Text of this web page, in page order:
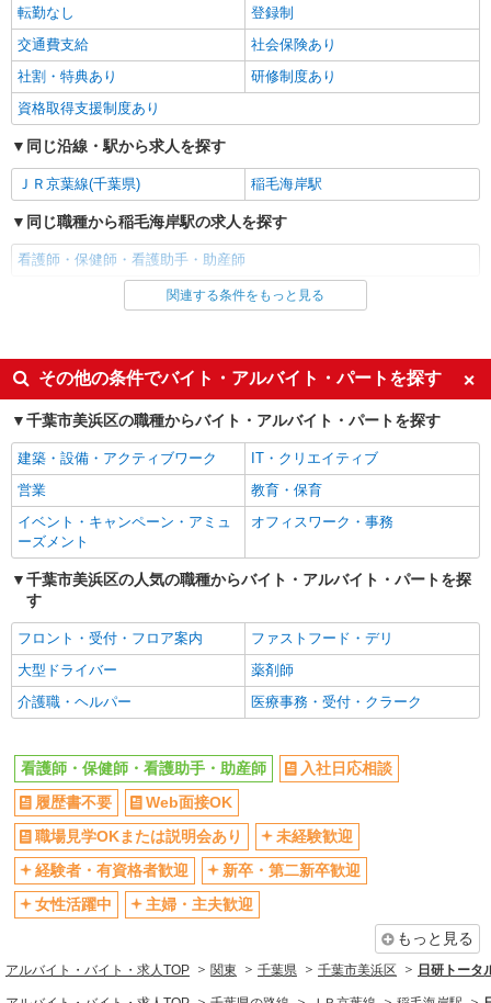
通費全支給(ガソリン代含む)＞
千葉市美浜区【最寄：稲毛海岸】
詳細を見る
株式会社kotrio /●CB-H-2001354
≪日払いOK！≫病院の看護助手＊即日勤務も
可能♪
時給1600円〜2250円 ＜日払い有/週払い有/交
通費全支給(ガソリン代含む)＞
千葉市美浜区|最寄り駅：海浜幕張
派遣社員
株式会社kotrio /●CB-H-1983160
稲毛海岸駅｜看護師さんのサポートスタッフ募
集♪医療行為なし
時給1500円〜2250円 ＜日払い有/週払い有/交
通費全支給(ガソリン代含む)＞
千葉市美浜区｜最寄り駅≪稲毛海岸≫
キープ
SOMPOヘルスサポート株式会社 全支援対応コース
特定保健指導（保健師・管理栄養士）
報酬：完全出来高制 報酬額（消費税抜き）：
・事業所一括面談(対面) 1日：10,000円〜14,716
遠隔面談 1件：1500〜1691円 ・電話支援 1
件：1,000円〜1,429円 ・メール支援 1件：500円
※上記金額に消費税を加えた金額をお支払いいた
します ※交通費・電話代は弊社負担。その他、支
援内容により細則あり。
辺
キープ
業務委託
SOMPOヘルスサポート株式会社 全支援対応コース
保健師・管理栄養士 特定保健指導
業所一括面談(対面) 1日：10,000円〜14,716円 ・
個別訪問(対面) 1件：4,286円〜5,239円 ・遠隔面
談 1件：1,500〜1,691円 ・電話支援 1件：
【活動エリア】千葉県千葉市美浜区及びその周
転勤なし
登録制
交通費支給
社会保険あり
社割・特典あり
研修制度あり
資格取得支援制度あり
同じ沿線・駅から求人を探す
ＪＲ京葉線(千葉県) 稲毛海岸駅
同じ職種から稲毛海岸駅の求人を探す
看護師・保健師・看護助手・助産師
同じ雇用形態から稲毛海岸駅の求人を探す
派遣社員
同じ特徴から稲毛海岸駅の求人を探す
入社日応相談
履歴書不要
Web面接OK
職場見学OKまたは説明会あり
未経験歓迎
経験者・有資格者歓迎
新卒・第二新卒歓迎
主婦・主夫歓迎
フリーター歓迎
学歴不問
ミドル（40代～）活躍中
エルダー（50代～）活躍中
シニア（60代～）活躍中
昇給あり
週払い
週2～3日勤務OK
時間や曜日が選べる・シフト自由
深夜
禁煙・分煙
転勤なし
登録制
交通費支給
社会保険あり
社割・特典あり
研修制度あり
資格取得支援制度あり
医療・介護・福祉
関連する条件をもっと見る
その他の条件でバイト・アルバイト・パートを探す
千葉市美浜区の職種からバイト・アルバイト・パートを探す
建築・設備・アクティブワーク
IT・クリエイティブ
営業
教育・保育
イベント・キャンペーン・アミュ
ーズメント
オフィスワーク・事務
千葉市美浜区の人気の職種からバイト・アルバイト・パートを探
す
フロント・受付・フロア案内
ファストフード・デリ
大型ドライバー
薬剤師
介護職・ヘルパー
医療事務・受付・クラーク
看護師・保健師・看護助手・助産師
入社日応相談
履歴書不要
Web面接OK
職場見学OKまたは説明会あり
未経験歓迎
経験者・有資格者歓迎
新卒・第二新卒歓迎
女性活躍中
主婦・主夫歓迎
もっと見る
アルバイト・バイト・求人TOP 関東 千葉県 千葉市美浜区 日研トータ